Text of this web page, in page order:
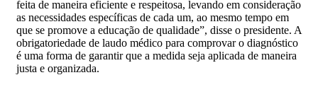
feita de maneira eficiente e respeitosa, levando em consideração
as necessidades específicas de cada um, ao mesmo tempo em
que se promove a educação de qualidade”, disse o presidente. A
obrigatoriedade de laudo médico para comprovar o diagnóstico
é uma forma de garantir que a medida seja aplicada de maneira
justa e organizada.